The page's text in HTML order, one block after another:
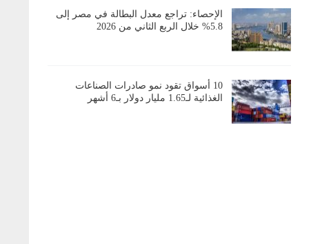
الإحصاء: تراجع معدل البطالة في مصر إلى
5.8% خلال الربع الثاني من 2026
10 أسواق تقود نمو صادرات الصناعات
الغذائية لـ1.65 مليار دولار بـ6 أشهر